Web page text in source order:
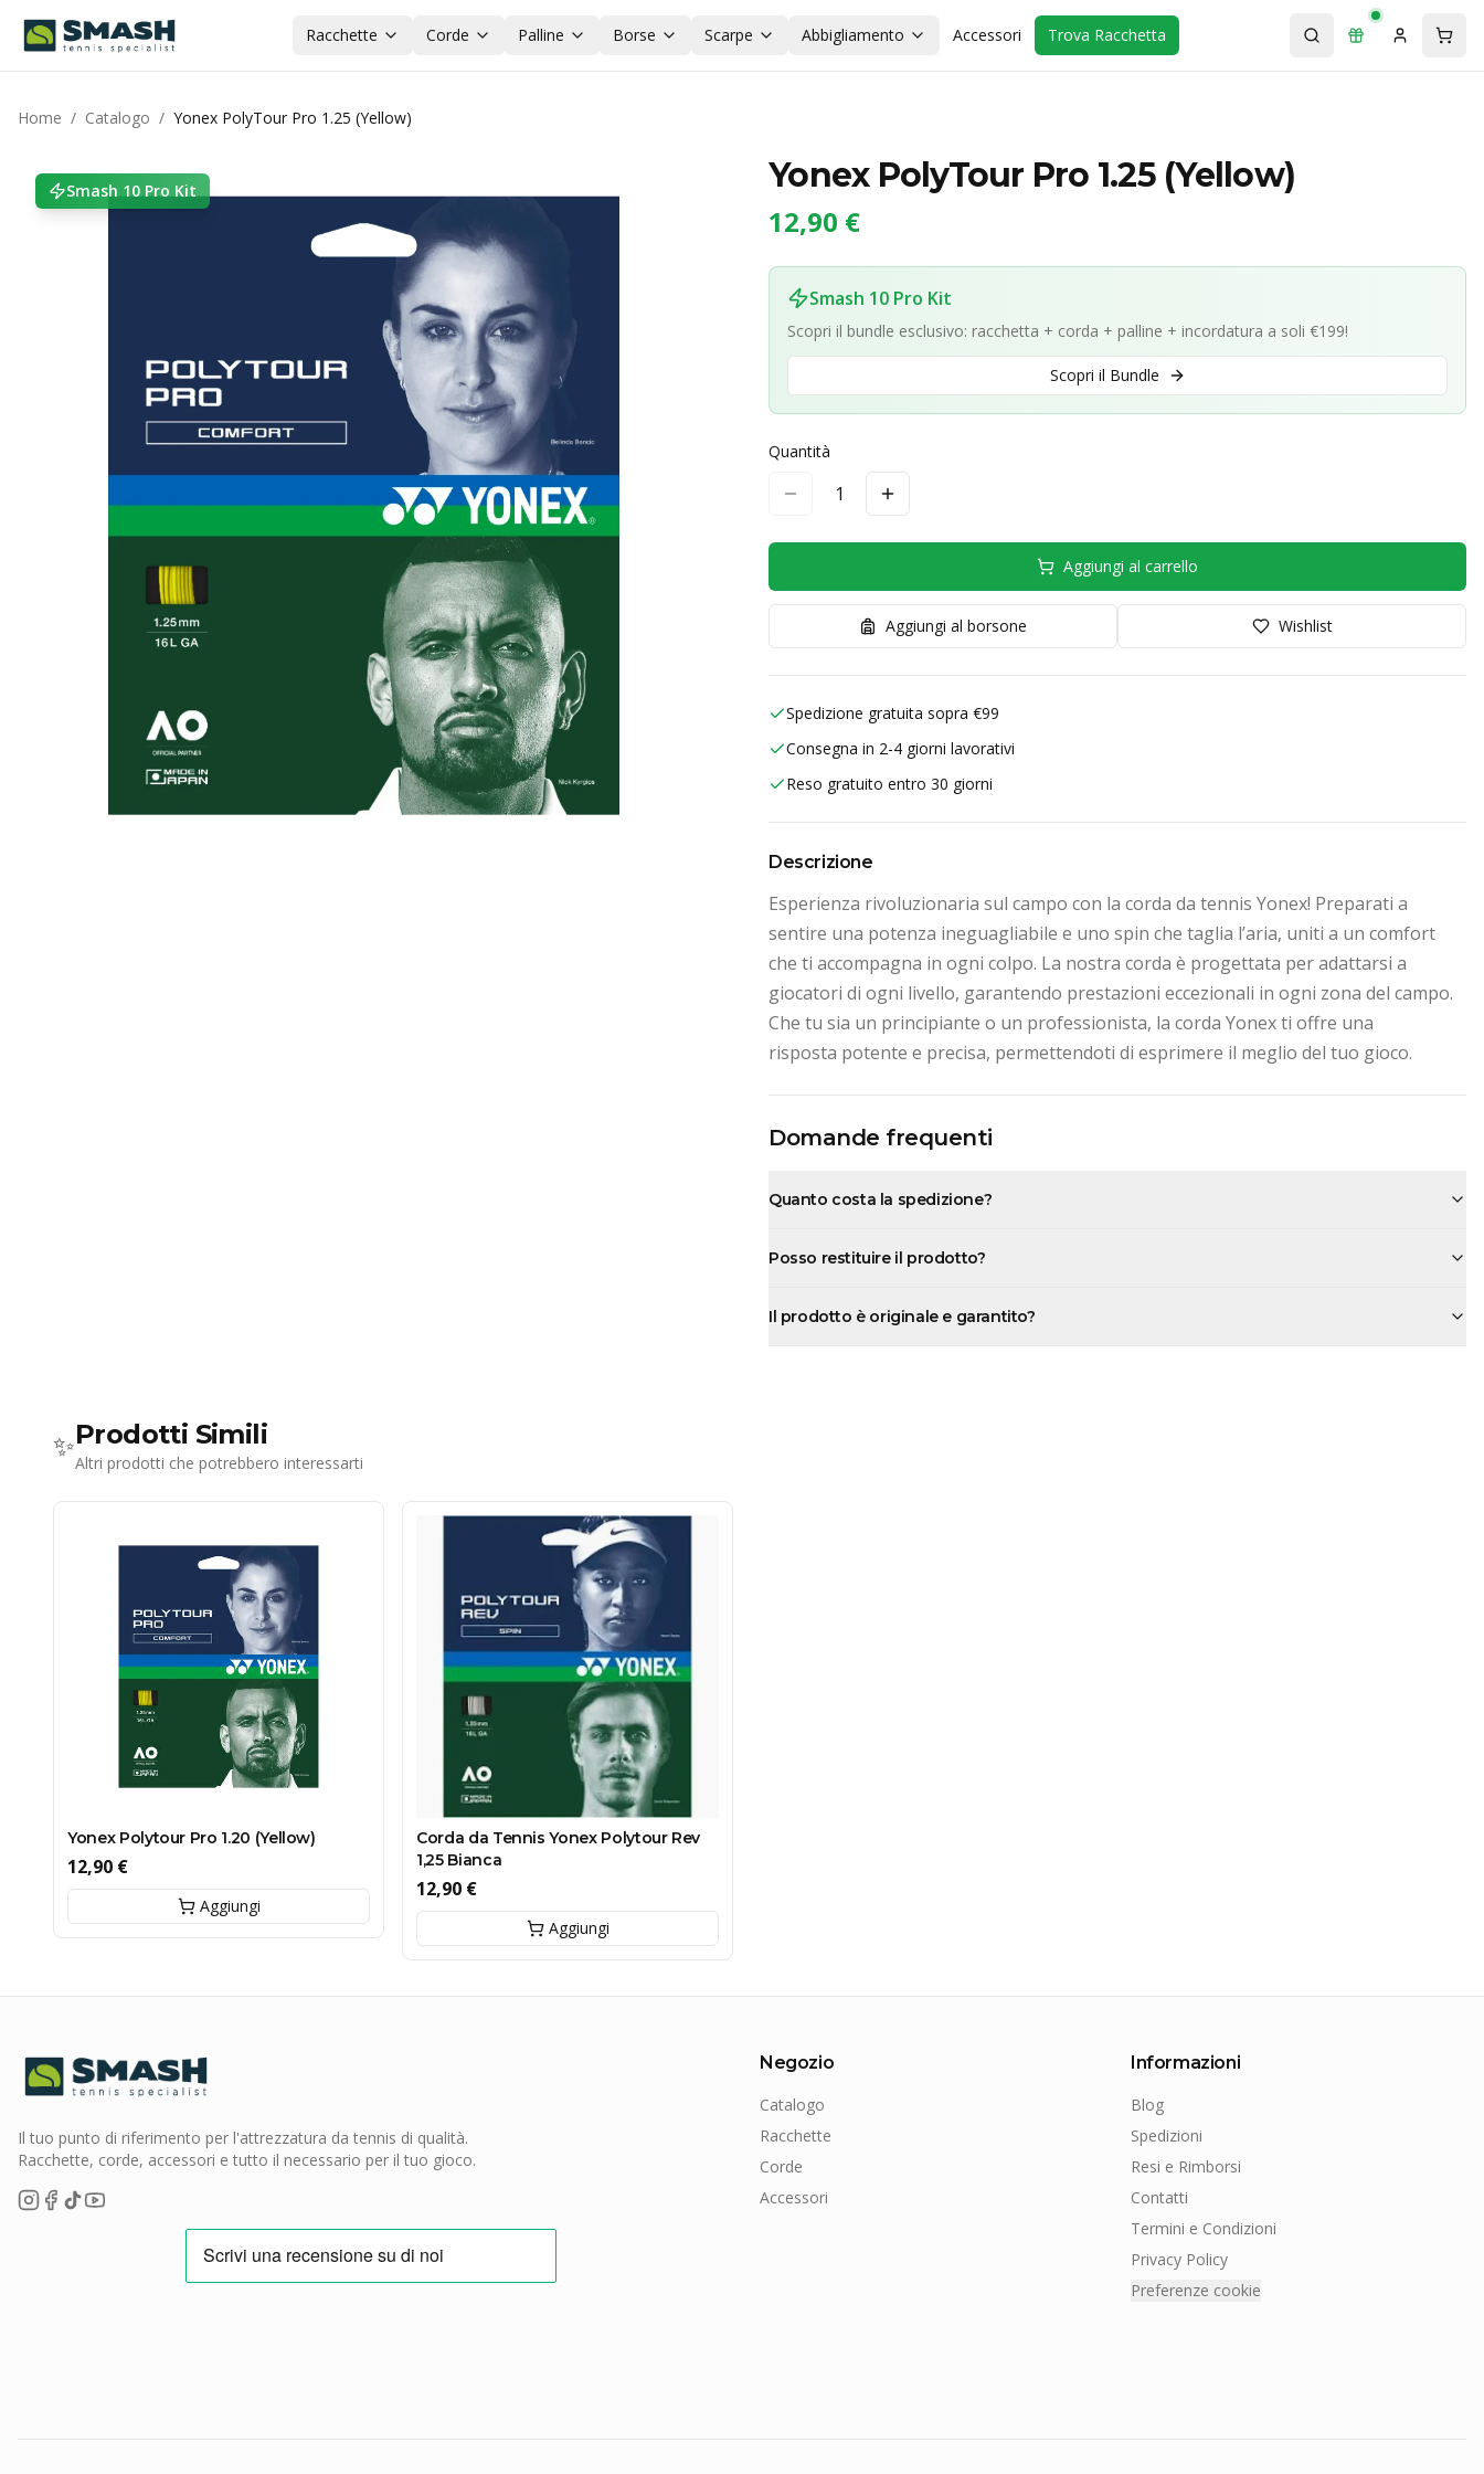
Racchette Corde Palline Borse Scarpe Abbigliamento Accessori Trova Racchetta
Home / Catalogo / Yonex PolyTour Pro 1.25 (Yellow)
Smash 10 Pro Kit Yonex PolyTour Pro 1.25 (Yellow)
12,90 €
Smash 10 Pro Kit
Scopri il bundle esclusivo: racchetta + corda + palline + incordatura a soli €199!
Scopri il Bundle
Quantità
1
Aggiungi al carrello
Aggiungi al borsone Wishlist
Spedizione gratuita sopra €99
Consegna in 2-4 giorni lavorativi
Reso gratuito entro 30 giorni
Descrizione
Esperienza rivoluzionaria sul campo con la corda da tennis Yonex! Preparati a
sentire una potenza ineguagliabile e uno spin che taglia l’aria, uniti a un comfort
che ti accompagna in ogni colpo. La nostra corda è progettata per adattarsi a
giocatori di ogni livello, garantendo prestazioni eccezionali in ogni zona del campo.
Che tu sia un principiante o un professionista, la corda Yonex ti offre una
risposta potente e precisa, permettendoti di esprimere il meglio del tuo gioco.
Domande frequenti
Quanto costa la spedizione?
Posso restituire il prodotto?
Il prodotto è originale e garantito?
✨Prodotti Simili
Altri prodotti che potrebbero interessarti
Yonex Polytour Pro 1.20 (Yellow)
12,90 €
Aggiungi
Corda da Tennis Yonex Polytour Rev
1,25 Bianca
12,90 €
Aggiungi
Il tuo punto di riferimento per l'attrezzatura da tennis di qualità.
Racchette, corde, accessori e tutto il necessario per il tuo gioco.
Negozio
Catalogo
Racchette
Corde
Accessori
Informazioni
Blog
Spedizioni
Resi e Rimborsi
Contatti
Termini e Condizioni
Privacy Policy
Preferenze cookie